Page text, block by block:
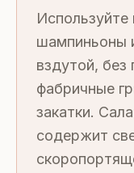
шампиньоны
вздутой, без
фабричные
закатки.
содержит